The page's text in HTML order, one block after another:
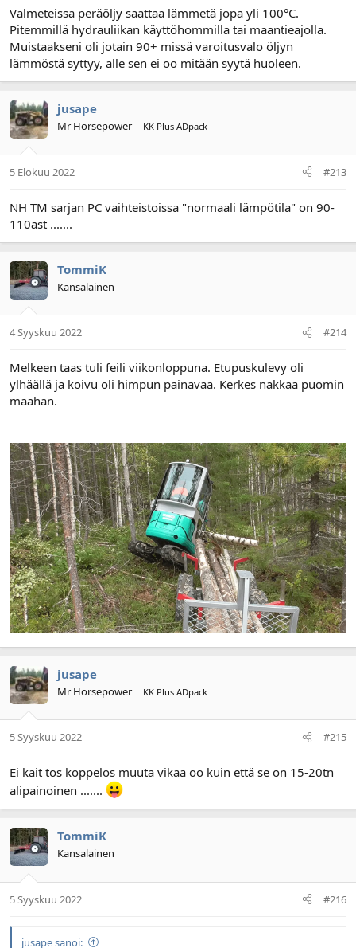
Valmeteissa peräöljy saattaa lämmetä jopa yli 100°C.
Pitemmillä hydrauliikan käyttöhommilla tai maantieajolla.
Muistaakseni oli jotain 90+ missä varoitusvalo öljyn
lämmöstä syttyy, alle sen ei oo mitään syytä huoleen.
jusape
Mr Horsepower KK Plus ADpack
5 Elokuu 2022 #213
NH TM sarjan PC vaihteistoissa "normaali lämpötila" on 90-
110ast .......
TommiK
Kansalainen
4 Syyskuu 2022 #214
Melkeen taas tuli feili viikonloppuna. Etupuskulevy oli
ylhäällä ja koivu oli himpun painavaa. Kerkes nakkaa puomin
maahan.
jusape
Mr Horsepower KK Plus ADpack
5 Syyskuu 2022 #215
Ei kait tos koppelos muuta vikaa oo kuin että se on 15-20tn
alipainoinen .......
TommiK
Kansalainen
5 Syyskuu 2022 #216
jusape sanoi: